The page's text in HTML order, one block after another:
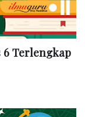
6 Terlengkap